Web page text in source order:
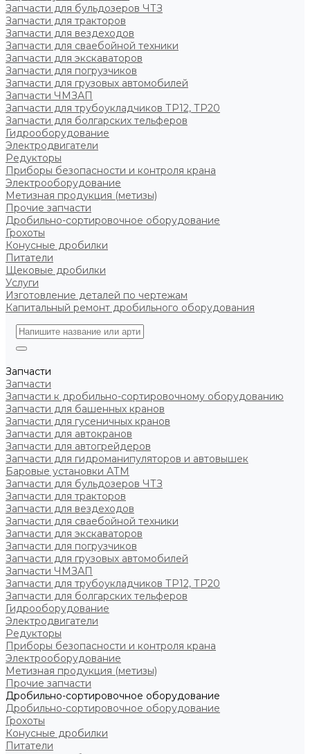
Запчасти для бульдозеров ЧТЗ
Запчасти для тракторов
Запчасти для вездеходов
Запчасти для сваебойной техники
Запчасти для экскаваторов
Запчасти для погрузчиков
Запчасти для грузовых автомобилей
Запчасти ЧМЗАП
Запчасти для трубоукладчиков ТР12, ТР20
Запчасти для болгарских тельферов
Гидрооборудование
Электродвигатели
Редукторы
Приборы безопасности и контроля крана
Электрооборудование
Метизная продукция (метизы)
Прочие запчасти
Дробильно-сортировочное оборудование
Грохоты
Конусные дробилки
Питатели
Щековые дробилки
Услуги
Изготовление деталей по чертежам
Капитальный ремонт дробильного оборудования
Запчасти
Запчасти
Запчасти к дробильно-сортировочному оборудованию
Запчасти для башенных кранов
Запчасти для гусеничных кранов
Запчасти для автокранов
Запчасти для автогрейдеров
Запчасти для гидроманипуляторов и автовышек
Баровые установки АТМ
Запчасти для бульдозеров ЧТЗ
Запчасти для тракторов
Запчасти для вездеходов
Запчасти для сваебойной техники
Запчасти для экскаваторов
Запчасти для погрузчиков
Запчасти для грузовых автомобилей
Запчасти ЧМЗАП
Запчасти для трубоукладчиков ТР12, ТР20
Запчасти для болгарских тельферов
Гидрооборудование
Электродвигатели
Редукторы
Приборы безопасности и контроля крана
Электрооборудование
Метизная продукция (метизы)
Прочие запчасти
Дробильно-сортировочное оборудование
Дробильно-сортировочное оборудование
Грохоты
Конусные дробилки
Питатели